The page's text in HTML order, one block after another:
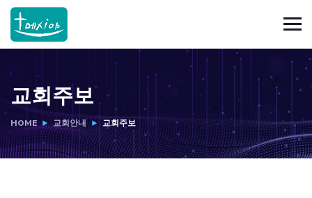
교회주보
HOME 교회안내 교회주보